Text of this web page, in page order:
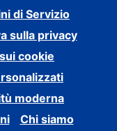
di Servizio
sulla privacy
cookie
moderna
Chi siamo